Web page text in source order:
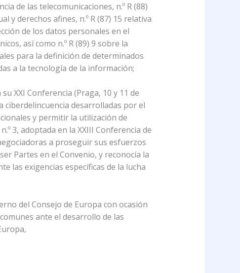
de las telecomunicaciones, n.º R (88)
y derechos afines, n.º R (87) 15 relativa
de los datos personales en el
así como n.º R (89) 9 sobre la
para la definición de determinados
a la tecnología de la información;
XXI Conferencia (Praga, 10 y 11 de
ciberdelincuencia desarrolladas por el
y permitir la utilización de
3, adoptada en la XXIII Conferencia de
a proseguir sus esfuerzos
Partes en el Convenio, y reconocía la
las exigencias específicas de la lucha
del Consejo de Europa con ocasión
ante el desarrollo de las